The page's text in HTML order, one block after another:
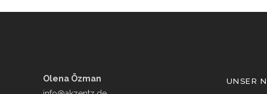
Olena Özman
UNSER